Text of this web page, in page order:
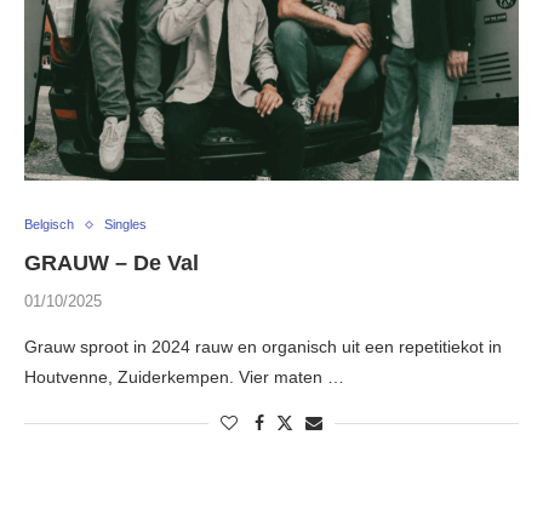
Belgisch Singles
GRAUW – De Val
01/10/2025
Grauw sproot in 2024 rauw en organisch uit een repetitiekot in
Houtvenne, Zuiderkempen. Vier maten …